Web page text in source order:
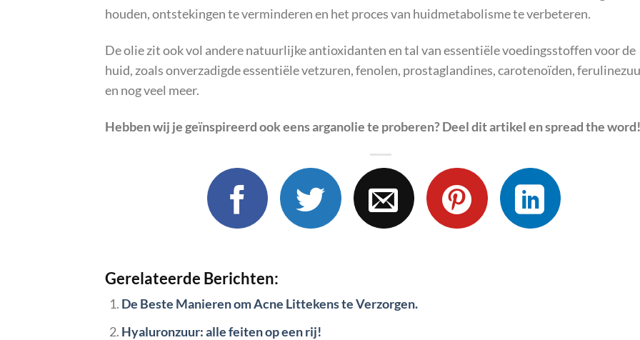
houden, ontstekingen te verminderen en het proces van huidmetabolisme te verbeteren.
De olie zit ook vol andere natuurlijke antioxidanten en tal van essentiële voedingsstoffen voor de
huid, zoals onverzadigde essentiële vetzuren, fenolen, prostaglandines, carotenoïden,
en nog veel meer.
Hebben wij je geïnspireerd ook eens arganolie te proberen? Deel dit artikel en spread the word!
Gerelateerde Berichten:
De Beste Manieren om Acne Littekens te Verzorgen.
Hyaluronzuur: alle feiten op een rij!